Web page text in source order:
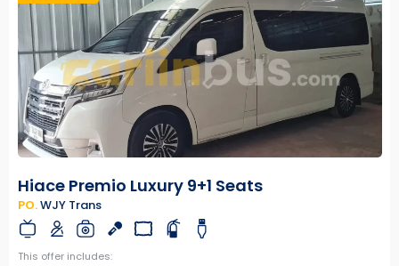
Hiace Premio Luxury 9+1 Seats
PO.WJY Trans
This offer includes: